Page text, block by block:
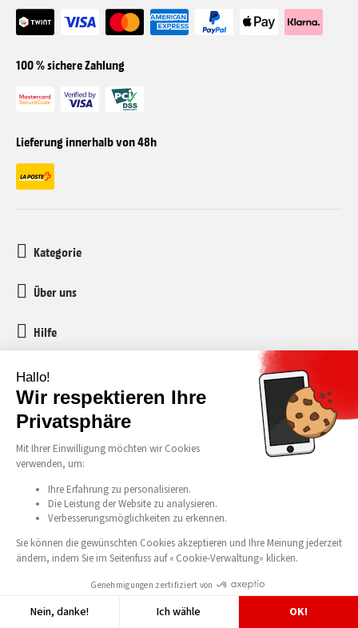
100 % sichere Zahlung
Lieferung innerhalb von 48h
Kategorie
Über uns
Hilfe
Kundenservice
media-markt-refurbished@recommerce.com
Montag-Freitag 08:00-17:00
Recyclinggebühr (vRG). Irrtümer und Druckfehler vorbehalten. © 2026 Media